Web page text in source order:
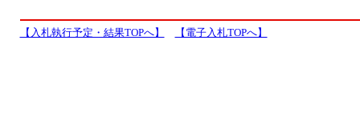
【入札執行予定・結果TOPへ】 【電子入札TOPへ】